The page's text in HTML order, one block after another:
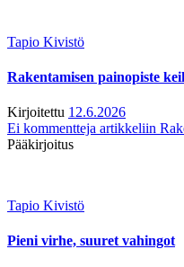
Tapio Kivistö
Rakentamisen painopiste
Kirjoitettu 12.6.2026
Ei kommentteja artikkeliin
Pääkirjoitus
Tapio Kivistö
Pieni virhe, suuret vahingot